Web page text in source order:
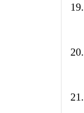
19.
20.
21.